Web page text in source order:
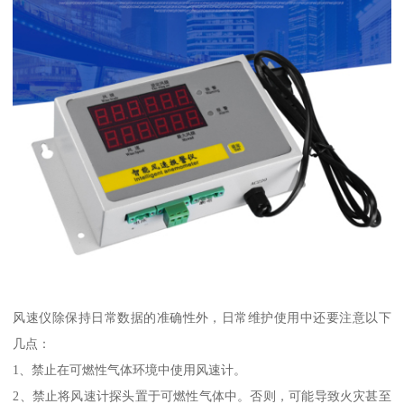
风速仪除保持日常数据的准确性外，日常维护使用中还要注意以下
几点：
1、禁止在可燃性气体环境中使用风速计。
2、禁止将风速计探头置于可燃性气体中。否则，可能导致火灾甚至